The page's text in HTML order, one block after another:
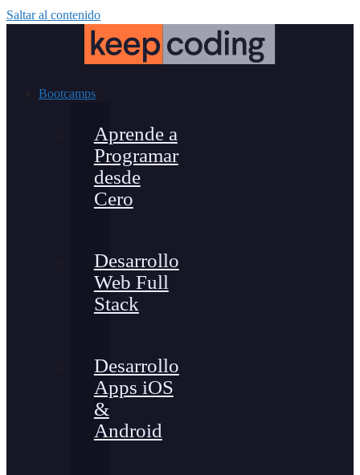
Saltar al contenido
Bootcamps
Aprende a
Programar
desde
Cero
Desarrollo
Web Full
Stack
Desarrollo
Apps iOS
&
Android